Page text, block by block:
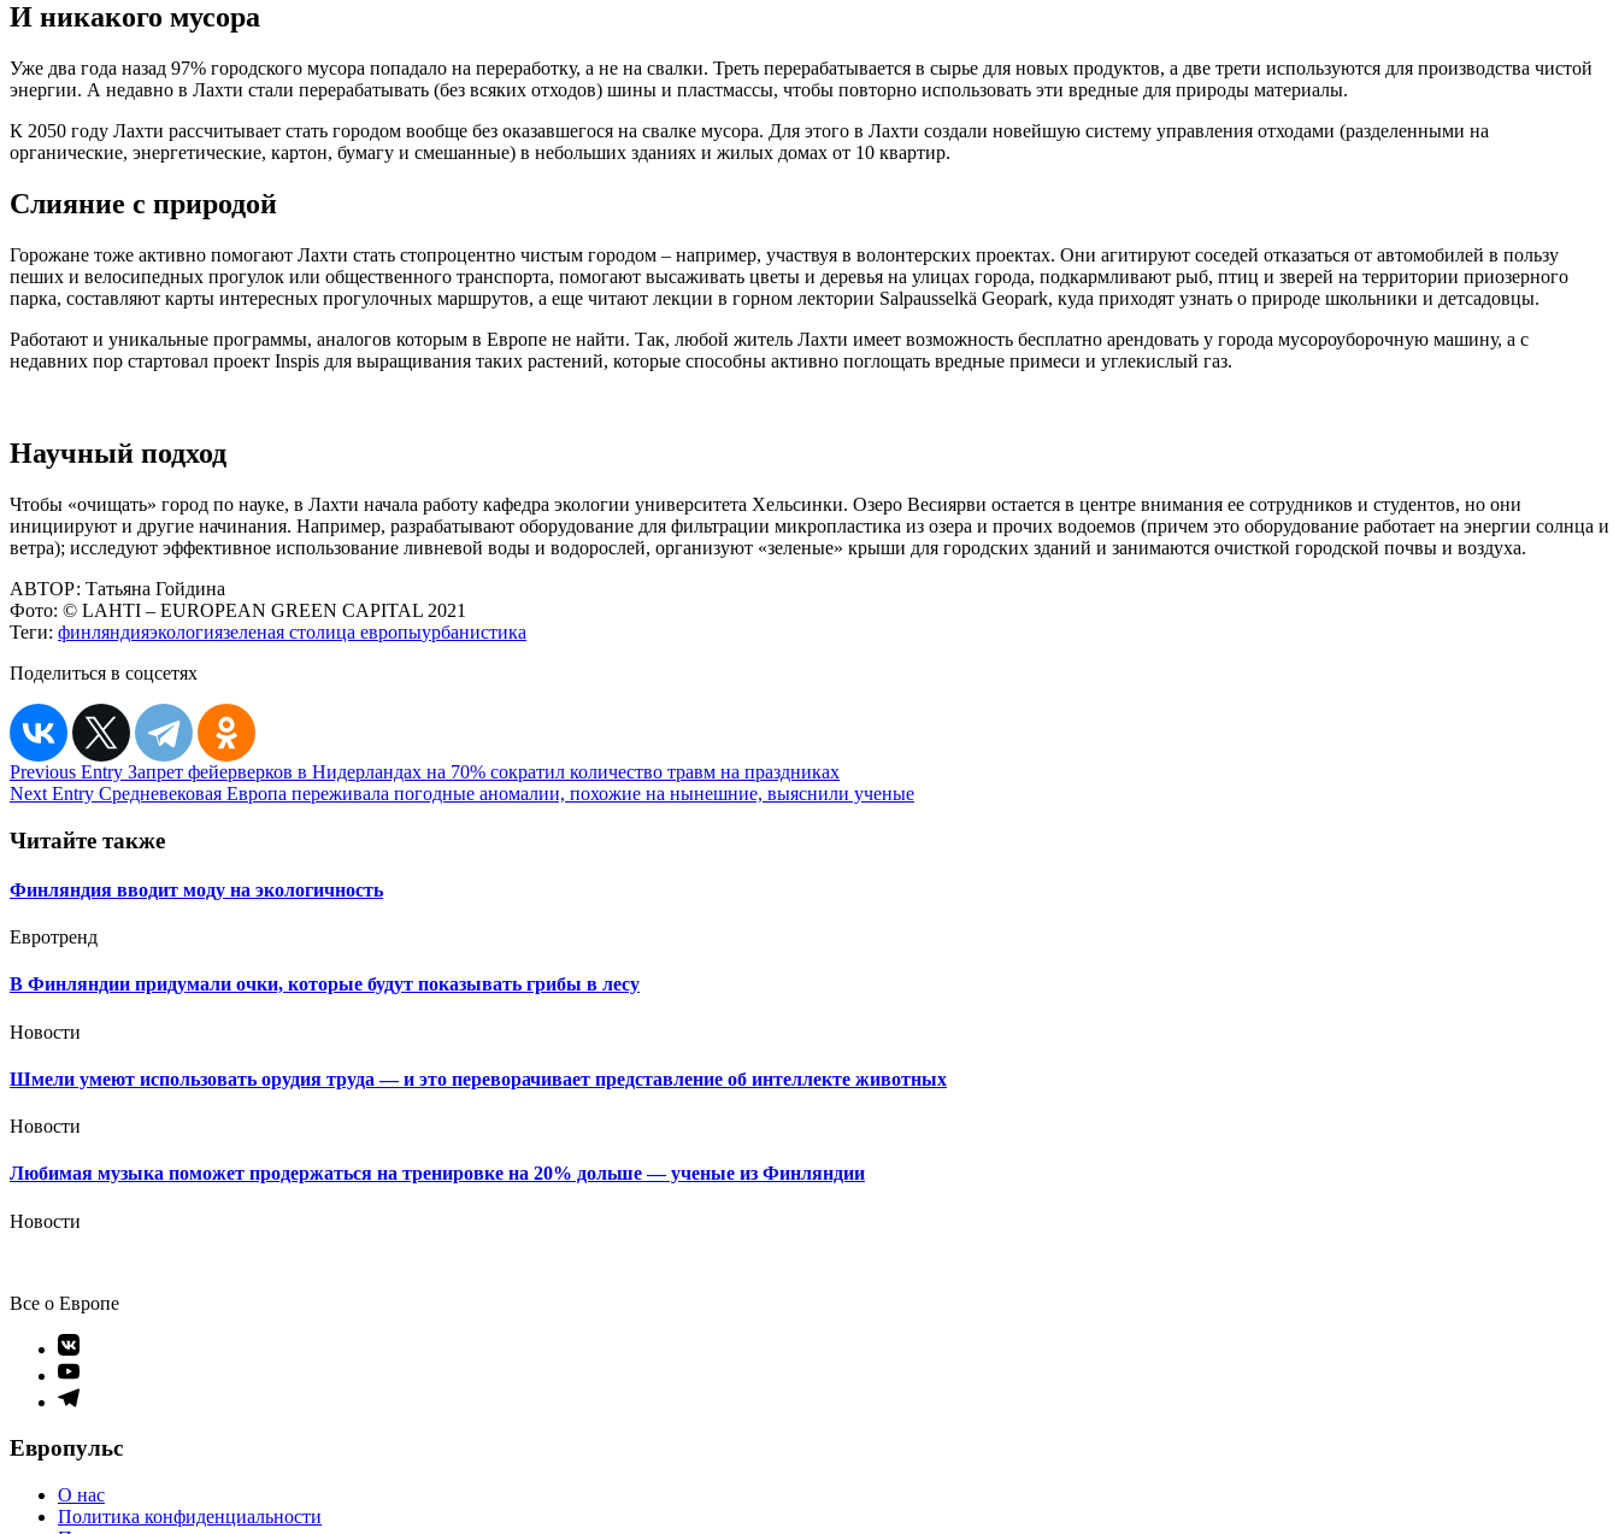
И никакого мусора
Уже два года назад 97% городского мусора попадало на переработку, а не на свалки. Треть перерабатывается в сырье для новых продуктов, а две трети используются для производства чистой
энергии. А недавно в Лахти стали перерабатывать (без всяких отходов) шины и пластмассы, чтобы повторно использовать эти вредные для природы материалы.
К 2050 году Лахти рассчитывает стать городом вообще без оказавшегося на свалке мусора. Для этого в Лахти создали новейшую систему управления отходами (разделенными на
органические, энергетические, картон, бумагу и смешанные) в небольших зданиях и жилых домах от 10 квартир.
Слияние с природой
Горожане тоже активно помогают Лахти стать стопроцентно чистым городом – например, участвуя в волонтерских проектах. Они агитируют соседей отказаться от автомобилей в пользу
пеших и велосипедных прогулок или общественного транспорта, помогают высаживать цветы и деревья на улицах города, подкармливают рыб, птиц и зверей на территории приозерного
парка, составляют карты интересных прогулочных маршрутов, а еще читают лекции в горном лектории Salpausselkä Geopark, куда приходят узнать о природе школьники и детсадовцы.
Работают и уникальные программы, аналогов которым в Европе не найти. Так, любой житель Лахти имеет возможность бесплатно арендовать у города мусороуборочную машину, а с
недавних пор стартовал проект Inspis для выращивания таких растений, которые способны активно поглощать вредные примеси и углекислый газ.
Научный подход
Чтобы «очищать» город по науке, в Лахти начала работу кафедра экологии университета Хельсинки. Озеро Весиярви остается в центре внимания ее сотрудников и студентов, но они
инициируют и другие начинания. Например, разрабатывают оборудование для фильтрации микропластика из озера и прочих водоемов (причем это оборудование работает на энергии солнца и
ветра); исследуют эффективное использование ливневой воды и водорослей, организуют «зеленые» крыши для городских зданий и занимаются очисткой городской почвы и воздуха.
АВТОР: Татьяна Гойдина
Фото: © LAHTI – EUROPEAN GREEN CAPITAL 2021
Теги: финляндияэкологиязеленая столица европыурбанистика
Поделиться в соцсетях
Навигация
по
записям
Previous Entry Запрет фейерверков в Нидерландах на 70% сократил количество травм на праздниках
Next Entry Средневековая Европа переживала погодные аномалии, похожие на нынешние, выяснили ученые
Читайте также
Финляндия вводит моду на экологичность
Евротренд
В Финляндии придумали очки, которые будут показывать грибы в лесу
Новости
Шмели умеют использовать орудия труда — и это переворачивает представление об интеллекте животных
Новости
Любимая музыка поможет продержаться на тренировке на 20% дольше — ученые из Финляндии
Новости
Все о Европе
Элемент
меню
Элемент
меню
Элемент
Европульс
О нас
Политика конфиденциальности